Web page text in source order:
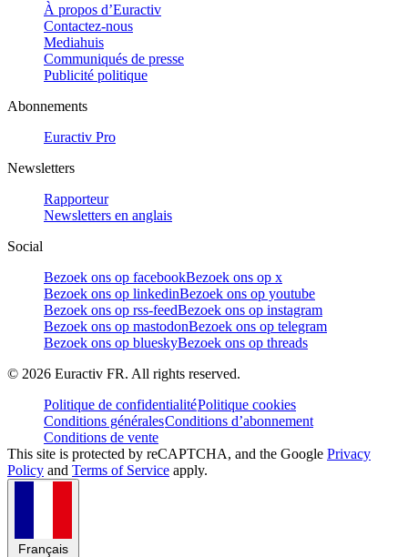
À propos d’Euractiv
Contactez-nous
Mediahuis
Communiqués de presse
Publicité politique
Abonnements
Euractiv Pro
Newsletters
Rapporteur
Newsletters en anglais
Social
Bezoek ons op facebookBezoek ons op x
Bezoek ons op linkedinBezoek ons op youtube
Bezoek ons op rss-feedBezoek ons op instagram
Bezoek ons op mastodonBezoek ons op telegram
Bezoek ons op blueskyBezoek ons op threads
© 2026 Euractiv FR. All rights reserved.
Politique de confidentialitéPolitique cookies
Conditions généralesConditions d’abonnement
Conditions de vente
This site is protected by reCAPTCHA, and the Google Privacy
Policy and Terms of Service apply.
Français